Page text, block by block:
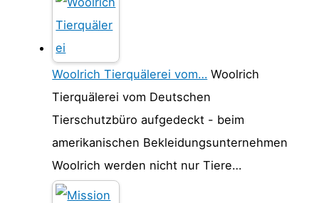
Woolrich Tierquälerei vom… Woolrich
Tierquälerei vom Deutschen
Tierschutzbüro aufgedeckt - beim
amerikanischen Bekleidungsunternehmen
Woolrich werden nicht nur Tiere…